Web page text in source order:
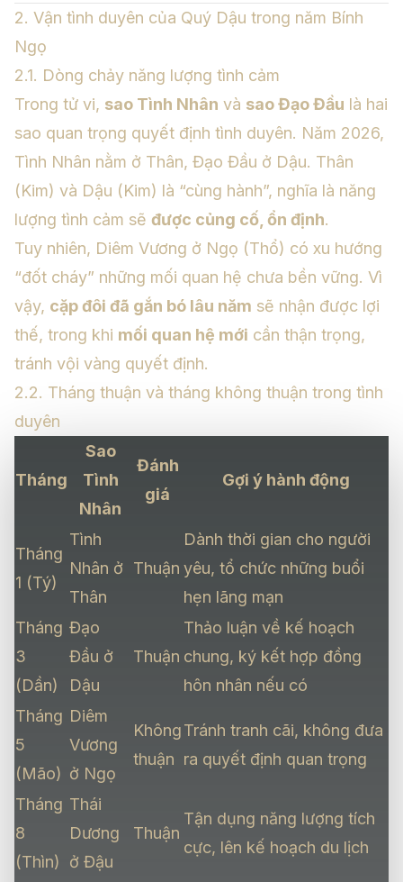
2. Vận tình duyên của Quý Dậu trong năm Bính
Ngọ
2.1. Dòng chảy năng lượng tình cảm
Trong tử vi, sao Tình Nhân và sao Đạo Đầu là hai
sao quan trọng quyết định tình duyên. Năm 2026,
Tình Nhân nằm ở Thân, Đạo Đầu ở Dậu. Thân
(Kim) và Dậu (Kim) là “cùng hành”, nghĩa là năng
lượng tình cảm sẽ được củng cố, ổn định.
Tuy nhiên, Diêm Vương ở Ngọ (Thổ) có xu hướng
“đốt cháy” những mối quan hệ chưa bền vững. Vì
vậy, cặp đôi đã gắn bó lâu năm sẽ nhận được lợi
thế, trong khi mối quan hệ mới cần thận trọng,
tránh vội vàng quyết định.
2.2. Tháng thuận và tháng không thuận trong tình
duyên
Tháng
Sao
Tình
Nhân
Đánh
giá
Gợi ý hành động
Tháng
1 (Tý)
Tình
Nhân ở
Thân
Thuận
Dành thời gian cho người
yêu, tổ chức những buổi
hẹn lãng mạn
Tháng
3
(Dần)
Đạo
Đầu ở
Dậu
Thuận
Thảo luận về kế hoạch
chung, ký kết hợp đồng
hôn nhân nếu có
Tháng
5
(Mão)
Diêm
Vương
ở Ngọ
Không
thuận
Tránh tranh cãi, không đưa
ra quyết định quan trọng
Tháng
8
(Thìn)
Thái
Dương
ở Đậu
Thuận
Tận dụng năng lượng tích
cực, lên kế hoạch du lịch